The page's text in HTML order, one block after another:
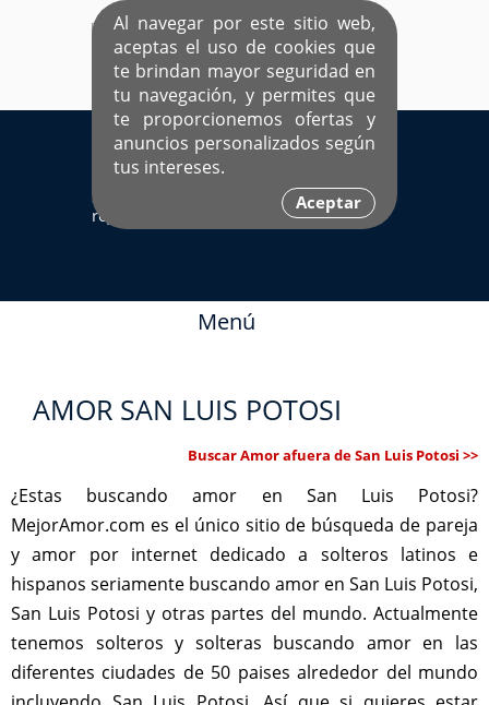
Al navegar por este sitio web,
aceptas el uso de cookies que
te brindan mayor seguridad en
tu navegación, y permites que
te proporcionemos ofertas y
anuncios personalizados según
tus intereses.
Aceptar
EL ÚNICO SITIO DEDICADO A SOLTEROS
HISPANOS COMO TÚ
Ingresa aquí
Sí ya estás
registrado
Menú
AMOR SAN LUIS POTOSI
Buscar Amor afuera de San Luis Potosi >>
¿Estas buscando amor en San Luis Potosi?
MejorAmor.com es el único sitio de búsqueda de pareja
y amor por internet dedicado a solteros latinos e
hispanos seriamente buscando amor en San Luis Potosi,
San Luis Potosi y otras partes del mundo. Actualmente
tenemos solteros y solteras buscando amor en las
diferentes ciudades de 50 paises alrededor del mundo